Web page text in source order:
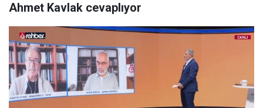
Ahmet Kavlak cevaplıyor